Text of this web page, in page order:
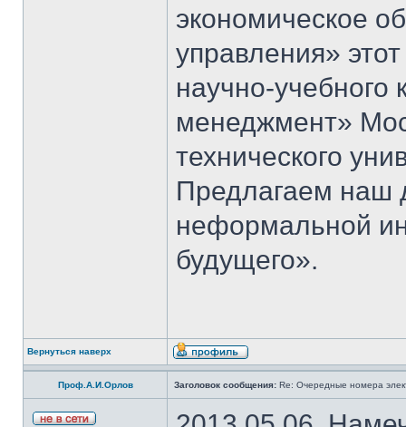
экономическое
управления»
научно-
менеджмент»
технического
Предлагаем наш
неформальной
будущего».
Вернуться наверх
Проф.А.И.Орлов Заголовок сообщения: Re: Очередные номера